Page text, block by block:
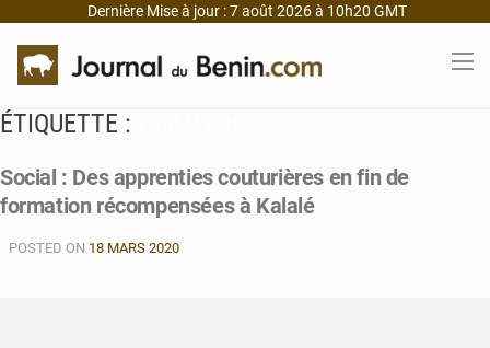
Dernière Mise à jour : 7 août 2026 à 10h20 GMT
ÉTIQUETTE :
Social : Des apprenties couturières en fin de
formation récompensées à Kalalé
POSTED ON 18 MARS 2020